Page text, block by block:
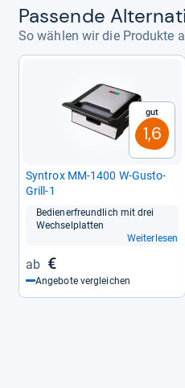
Pas­sende
So wählen wir die Produkte
Gut
1,6
Syn­trox MM-​1400 W-​Gusto-​
Grill-​1
Bediener­freund­lich mit drei
Wech­sel­plat­ten
Weiterlesen
€
Angebote vergleichen